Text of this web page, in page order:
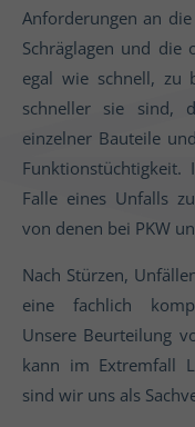
Anforderungen an
Schräglagen und die
egal wie schnell, zu
schneller sie sind,
einzelner Bauteile
Falle eines Unfalls
von denen bei PKW
Nach Stürzen,
eine fachlich
Unsere Beurteilung
kann im Extremfall
sind wir uns als